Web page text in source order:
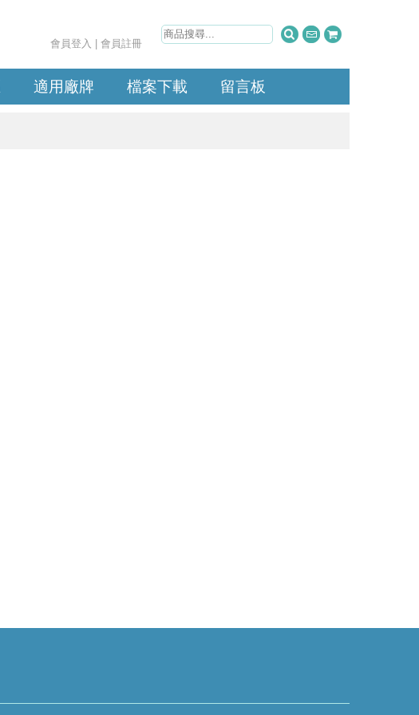
會員登入 |會員註冊
適用廠牌 檔案下載 留言板